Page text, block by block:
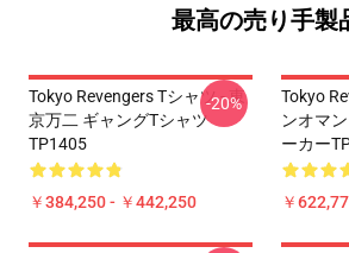
最高の売り手製
Tokyo Revengers Tシャツ - 東
京万二 ギャングTシャツ
TP1405
￥384,250 - ￥442,250
-20%
Tokyo
ンオマ
ーカー
￥